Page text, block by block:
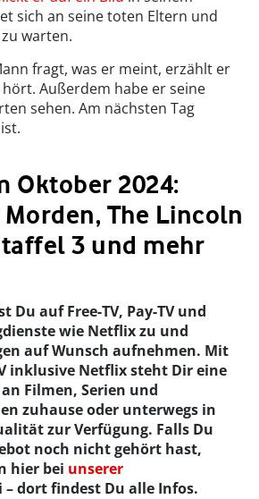
sich an seine toten Eltern und
warten.
fragt, was er meint, erzählt er
Außerdem habe er seine
sehen. Am nächsten Tag
Oktober 2024:
The Lincoln
3 und mehr
Du auf Free-TV, Pay-TV und
wie Netflix zu und
auf Wunsch aufnehmen. Mit
inklusive Netflix steht Dir eine
Filmen, Serien und
zuhause oder unterwegs in
zur Verfügung. Falls Du
noch nicht gehört hast,
hier bei unserer
– dort findest Du alle Infos.